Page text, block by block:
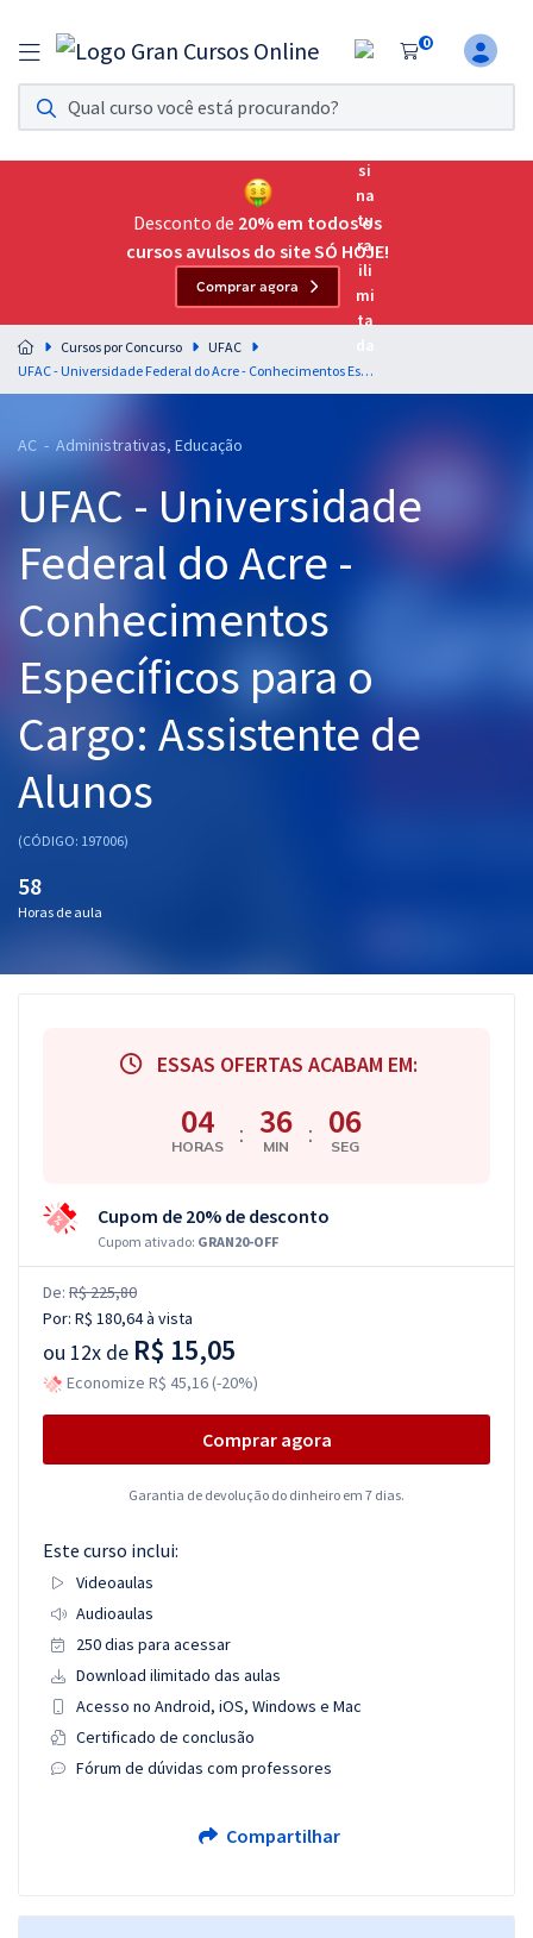
0
Assinatura Ilimitada 11
Acesso a todos os cursos. Teste grátis por 7 dias!
Assinatura OAB Até Passar
Acesso ilimitado a toda preparação para o Exame da
Residências Multiprofissionais
Preparação completa e intensiva para as principais
residências em saúde do Brasil
Cursos 20% OFF
Pós
Graduação
OAB
Questões grátis
Aprovados
Desconto de 20% em todos os
cursos avulsos do site SÓ HOJE!
Comprar agora
Cursos por Concurso
UFAC
UFAC - Universidade Federal do Acre - Conhecimentos Específicos para o Cargo: Assistente de Alunos
AC - Administrativas, Educação
UFAC - Universidade
Federal do Acre -
Conhecimentos
Específicos para o
Cargo: Assistente de
Alunos
(CÓDIGO: 197006)
58
Horas de aula
ESSAS OFERTAS ACABAM EM:
04
HORAS : 36
MIN : 06
SEG
Cupom de 20% de desconto
Cupom ativado: GRAN20-OFF
De: R$ 225,80
Por: R$ 180,64à vista
ou 12x de R$ 15,05
Economize R$ 45,16 (-20%)
Comprar agora
Garantia de devolução do dinheiro em 7 dias.
Este curso inclui:
Videoaulas
Audioaulas
250 dias para acessar
Download ilimitado das aulas
Acesso no Android, iOS, Windows e Mac
Certificado de conclusão
Fórum de dúvidas com professores
Compartilhar